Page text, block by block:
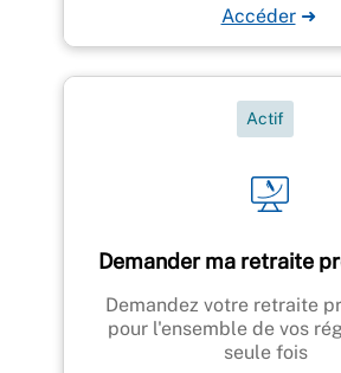
Accéder ➜
Demander ma retraite
Actif
Demandez votre retraite
pour l'ensemble de vos
seule fois